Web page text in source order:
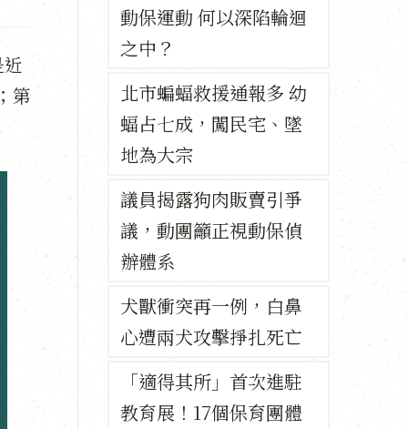
第
動保運動 何以深陷輪迴
之中？
北市蝙蝠救援通報多 幼
蝠占七成，闖民宅、墜
地為大宗
議員揭露狗肉販賣引爭
議，動團籲正視動保偵
辦體系
犬獸衝突再一例，白鼻
心遭兩犬攻擊掙扎死亡
「適得其所」首次進駐
教育展！17個保育團體